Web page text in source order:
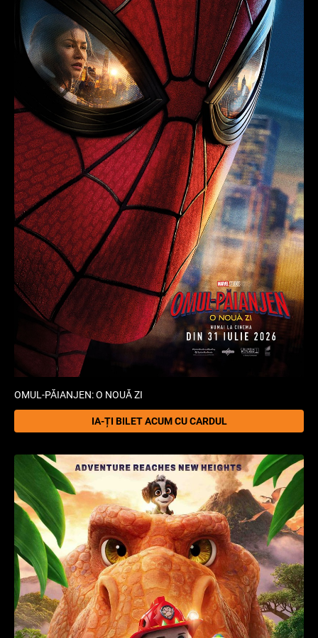
OMUL-PĂIANJEN: O NOUĂ ZI
IA-ȚI BILET ACUM CU CARDUL